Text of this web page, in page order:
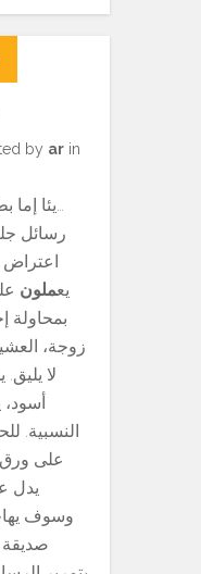
by arin
…يئا إما
رسائل
اعتراض
يعملون
بمحاولة
زوجة،
لا
أسود،
النسبية.
على ورق
يدل
وسوف
صديقة